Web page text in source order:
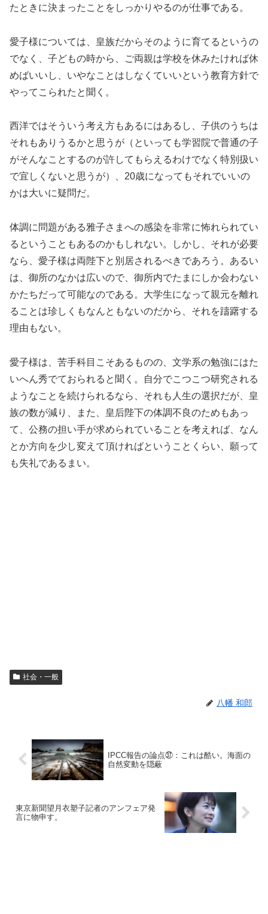
たときに決まったことをしっかりやるのが仕事である。
愛子様については、皇族だからそのように育てるというの
でなく、子どもの時から、ご両親は学校を休みたければ休
めばいいし、いやなことはしなくていいという教育方針で
やってこられたと聞く。
西洋ではそういう考え方もあるにはあるし、子供のうちは
それもありうるかと思うが（といっても学習院で普通の子
がそんなことするのが許してもらえるわけでなく特別扱い
で宜しくないと思うが）、20歳になってもそれでいいの
かは大いに疑問だ。
体調に問題がある雅子さまへの感染を非常に怖れられてい
るということもあるのかもしれない。しかし、それが必要
なら、愛子様は両陛下と別居されるべきであろう。あるい
は、御所のなかは広いので、御所内でたまにしか会わない
かたちだって可能なのである。大学生になって親元を離れ
ることは珍しくもなんともないのだから、それを躊躇する
理由もない。
愛子様は、苦手科目こそあるものの、文学系の勉強にはた
いへん秀でておられると聞く。自分でこつこつ研究される
ようなことを続けられるなら、それも人生の選択だが、皇
族の数が減り、また、皇后陛下の体調不良のためもあっ
て、公務の担い手が求められていることを考えれば、なん
とか方向を少し変えて頂ければということくらい、願って
も失礼であるまい。
社会・一般
八幡 和郎
IPCC報告の論点㊲：これは酷い。海面の
自然変動を隠蔽
東京新聞望月衣塑子記者のアンフェア発
言に物申す。